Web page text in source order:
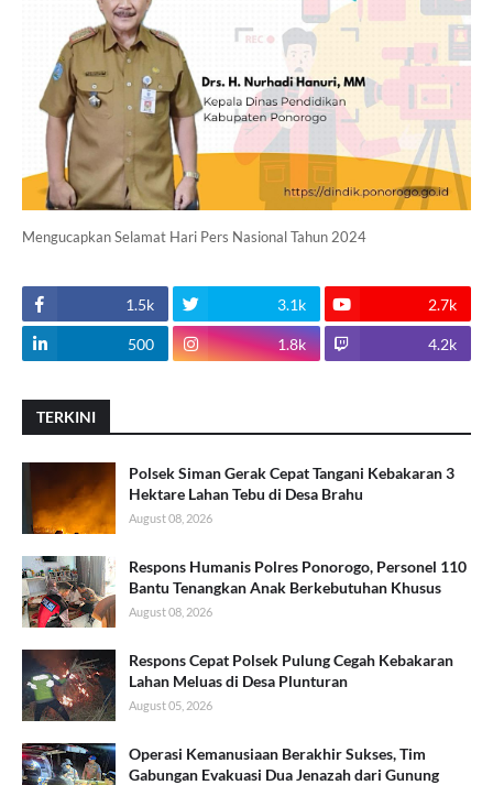
Mengucapkan Selamat Hari Pers Nasional Tahun 2024
1.5k 3.1k 2.7k
500 1.8k 4.2k
TERKINI
Polsek Siman Gerak Cepat Tangani Kebakaran 3
Hektare Lahan Tebu di Desa Brahu
August 08, 2026
Respons Humanis Polres Ponorogo, Personel 110
Bantu Tenangkan Anak Berkebutuhan Khusus
August 08, 2026
Respons Cepat Polsek Pulung Cegah Kebakaran
Lahan Meluas di Desa Plunturan
August 05, 2026
Operasi Kemanusiaan Berakhir Sukses, Tim
Gabungan Evakuasi Dua Jenazah dari Gunung